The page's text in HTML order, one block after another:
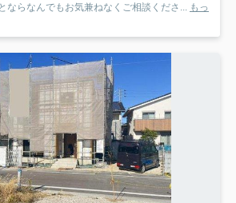
ならなんでもお気兼ねなくご相談くださ... もっ